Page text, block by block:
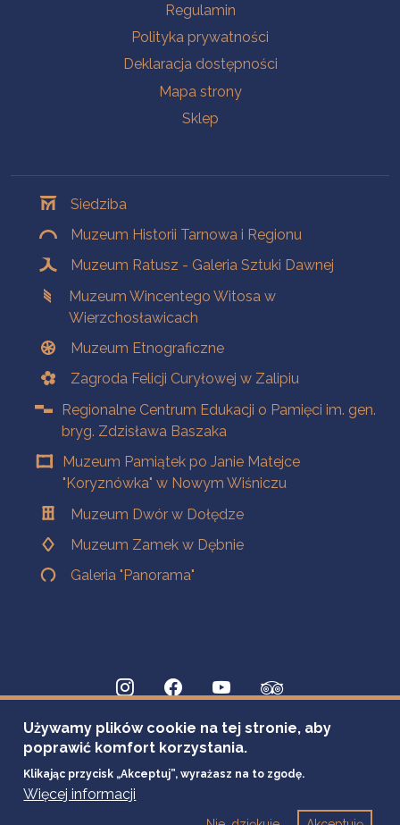
Regulamin
Polityka prywatności
Deklaracja dostępności
Mapa strony
Sklep
Siedziba
Muzeum Historii Tarnowa i Regionu
Muzeum Ratusz - Galeria Sztuki Dawnej
Muzeum Wincentego Witosa w
Wierzchosławicach
Muzeum Etnograficzne
Zagroda Felicji Curyłowej w Zalipiu
Regionalne Centrum Edukacji o Pamięci im. gen.
bryg. Zdzisława Baszaka
Muzeum Pamiątek po Janie Matejce
"Koryznówka" w Nowym Wiśniczu
Muzeum Dwór w Dołędze
Muzeum Zamek w Dębnie
Galeria "Panorama"
Używamy plików cookie na tej stronie, aby
poprawić komfort korzystania.
Klikając przycisk „Akceptuj”, wyrażasz na to zgodę.
Więcej informacji